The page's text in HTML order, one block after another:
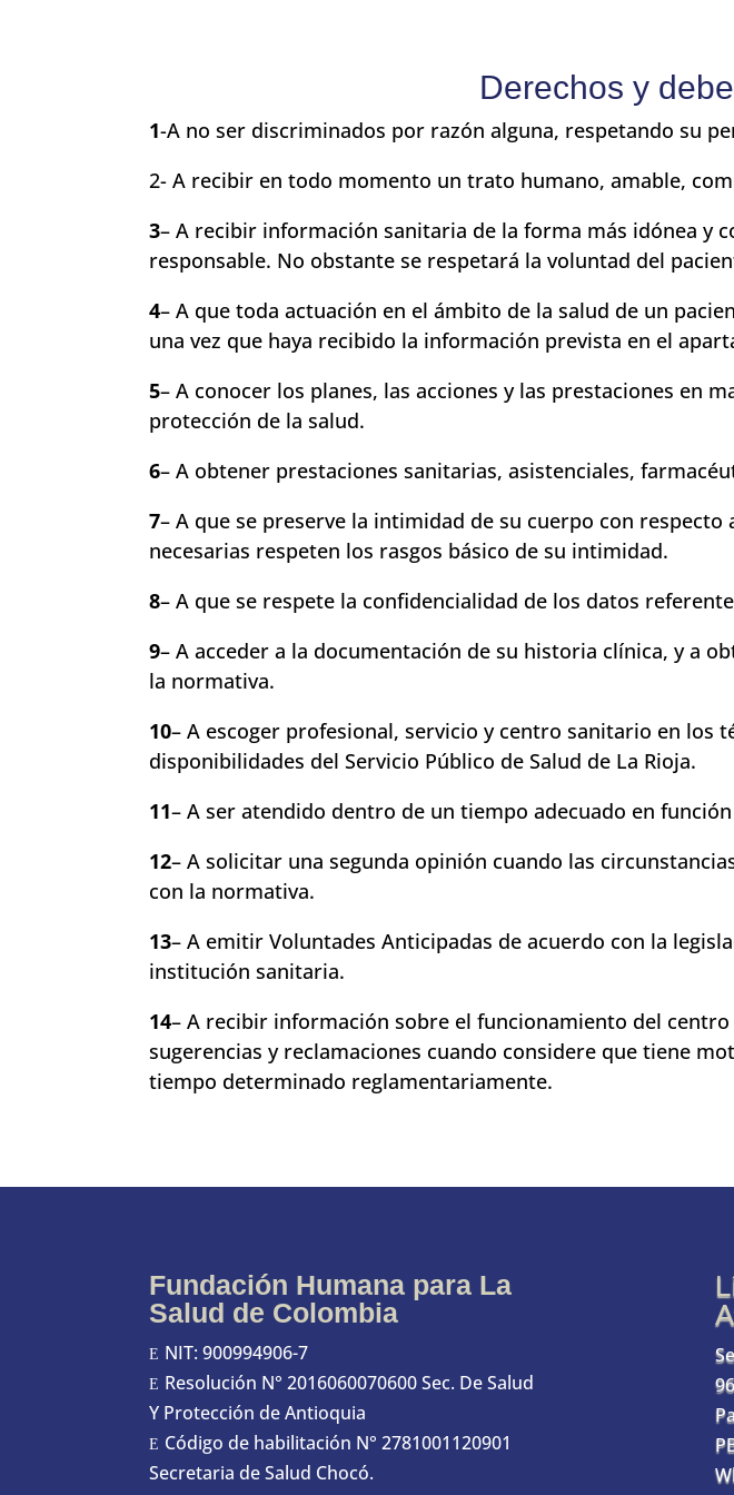
Derechos y
1-A no ser discriminados por razón alguna, respetando su
2- A recibir en todo momento un trato humano, amable,
3– A recibir información sanitaria de la forma más idónea y
responsable. No obstante se respetará la voluntad del
4– A que toda actuación en el ámbito de la salud de un
una vez que haya recibido la información prevista en el
5– A conocer los planes, las acciones y las prestaciones en
protección de la salud.
6– A obtener prestaciones sanitarias, asistenciales,
7– A que se preserve la intimidad de su cuerpo con
necesarias respeten los rasgos básico de su intimidad.
8– A que se respete la confidencialidad de los datos
9– A acceder a la documentación de su historia clínica, y a
la normativa.
10– A escoger profesional, servicio y centro sanitario en los
disponibilidades del Servicio Público de Salud de La Rioja.
11– A ser atendido dentro de un tiempo adecuado en
12– A solicitar una segunda opinión cuando las
con la normativa.
13– A emitir Voluntades Anticipadas de acuerdo con la
institución sanitaria.
14– A recibir información sobre el funcionamiento del
sugerencias y reclamaciones cuando considere que tiene
tiempo determinado reglamentariamente.
Fundación Humana para La
Salud de Colombia
E NIT: 900994906-7
E Resolución N° 2016060070600 Sec. De Salud
Y Protección de Antioquia
E Código de habilitación N° 2781001120901
Secretaria de Salud Chocó.